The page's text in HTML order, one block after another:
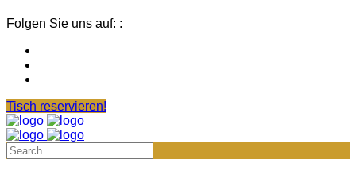
Folgen Sie uns auf: :
Tisch reservieren!